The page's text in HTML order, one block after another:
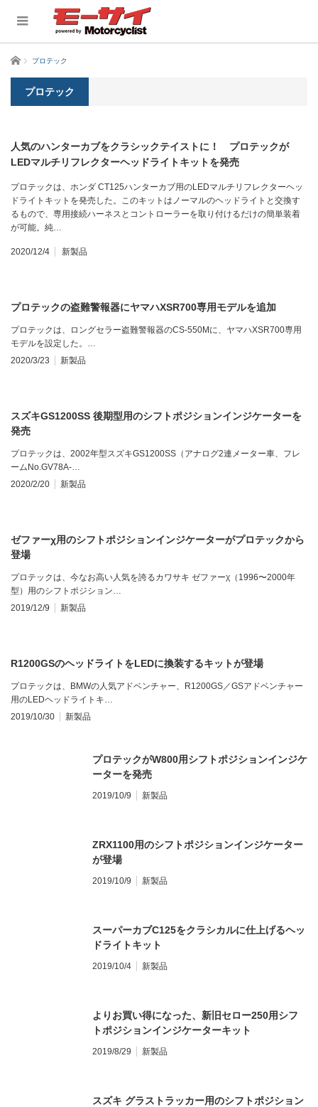
ホーム プロテック
プロテック
人気のハンターカブをクラシックテイストに！ プロテックが
LEDマルチリフレクターヘッドライトキットを発売
プロテックは、ホンダ CT125ハンターカブ用のLEDマルチリフレクターヘッ
ドライトキットを発売した。このキットはノーマルのヘッドライトと交換す
るもので、専用接続ハーネスとコントローラーを取り付けるだけの簡単装着
が可能。純…
2020/12/4 新製品
プロテックの盗難警報器にヤマハXSR700専用モデルを追加
プロテックは、ロングセラー盗難警報器のCS-550Mに、ヤマハXSR700専用
モデルを設定した。…
2020/3/23
新製品
スズキGS1200SS 後期型用のシフトポジションインジケーターを
発売
プロテックは、2002年型スズキGS1200SS（アナログ2連メーター車、フレ
ームNo.GV78A-…
2020/2/20
新製品
ゼファーχ用のシフトポジションインジケーターがプロテックから
登場
プロテックは、今なお高い人気を誇るカワサキ ゼファーχ（1996〜2000年
型）用のシフトポジション…
2019/12/9
新製品
R1200GSのヘッドライトをLEDに換装するキットが登場
プロテックは、BMWの人気アドベンチャー、R1200GS／GSアドベンチャー
用のLEDヘッドライトキ…
2019/10/30
新製品
プロテックがW800用シフトポジションインジケ
ーターを発売
2019/10/9 新製品
ZRX1100用のシフトポジションインジケーター
が登場
2019/10/9 新製品
スーパーカブC125をクラシカルに仕上げるヘッ
ドライトキット
2019/10/4 新製品
よりお買い得になった、新旧セロー250用シフ
トポジションインジケーターキット
2019/8/29 新製品
スズキ グラストラッカー用のシフトポジション